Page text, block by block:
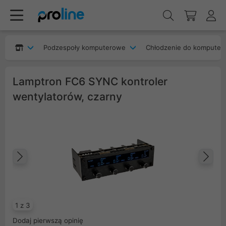
Podzespoły komputerowe Chłodzenie do
Lamptron FC6 SYNC kontroler
wentylatorów, czarny
1 z 3
Poprzedni
Dodaj pierwszą opinię